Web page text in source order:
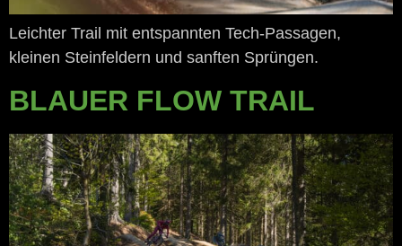
Leichter Trail mit entspannten Tech-Passagen,
kleinen Steinfeldern und sanften Sprüngen.
BLAUER FLOW TRAIL